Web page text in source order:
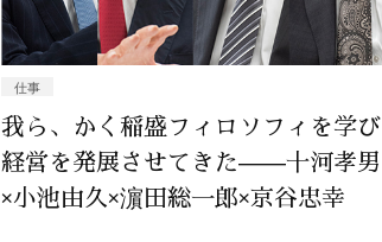
仕事
我ら、かく稲盛フィロソフィを学び
経営を発展させてきた——十河孝男
×小池由久×濵田総一郎×京谷忠幸